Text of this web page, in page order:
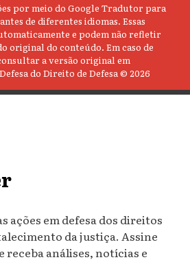
por meio do Google Tradutor para
de diferentes idiomas. Essas
e podem não refletir
original do conteúdo. Em caso de
a versão original em
do Direito de Defesa © 2026
ações em defesa dos direitos
da justiça. Assine
receba análises, notícias e